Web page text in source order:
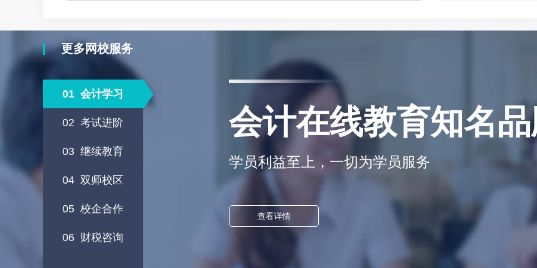
更多网校服务
01 会计学习
02 考试进阶
03 继续教育
04 双师校区
05 校企合作
06 财税咨询
会计在线教育知名
学员利益至上，一切为学员服务
查看详情